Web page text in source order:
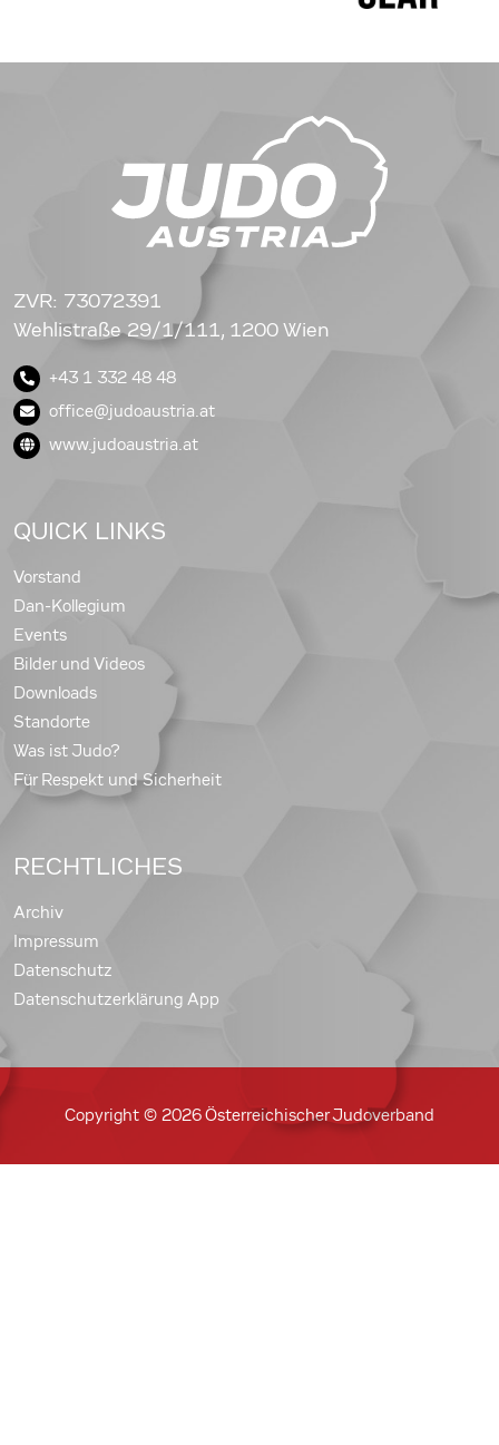
ZVR: 73072391
Wehlistraße 29/1/111, 1200 Wien
+43 1 332 48 48
office@judoaustria.at
www.judoaustria.at
QUICK LINKS
Vorstand
Dan-Kollegium
Events
Bilder und Videos
Downloads
Standorte
Was ist Judo?
Für Respekt und Sicherheit
RECHTLICHES
Archiv
Impressum
Datenschutz
Datenschutzerklärung App
Copyright © 2026 Österreichischer Judoverband